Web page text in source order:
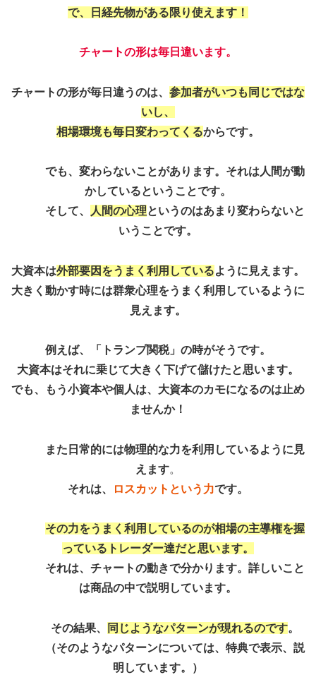
で、日経先物がある限り使えます！
チャートの形は毎日違います。
チャートの形が毎日違うのは、 参加者がいつも同じではな
いし、
相場環境も毎日変わってくるからです。
でも、変わらないことがあります。それは人間が動
かしているということです。
そして、
人間の心理というのはあまり変わらないと
いうことです。
大資本は外部要因をうまく利用しているように見えます。
大きく動かす時には群衆心理をうまく利用しているように
見えます。
例えば、「トランプ関税」の時がそうです。
大資本はそれに乗じて大きく下げて儲けたと思います。
でも、もう小資本や個人は、大資本のカモになるのは止め
ませんか！
また日常的には物理的な力を利用しているように見
えます。
それは、
ロスカットという力です。
その力をうまく利用しているのが相場の主導権を握
っているトレーダー達だと思います。
それは、チャートの動きで分かります。詳しいこと
は商品の中で説明しています。
その結果、 同じようなパターンが現れるのです。
（そのようなパターンについては、特典で表示、説
明しています。）